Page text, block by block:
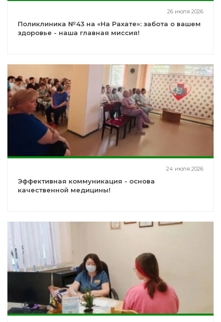
26 июля 2026
Поликлиника №43 на «На Рахате»: забота о вашем
здоровье - наша главная миссия!
24 июля 2026
Эффективная коммуникация - основа
качественной медицины!